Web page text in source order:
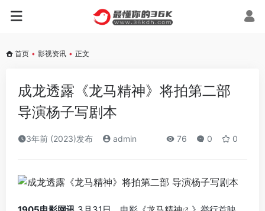
首页 • 影视资讯 • 正文
成龙透露《龙马精神》将拍第二部
导演杨子写剧本
3年前 (2023)发布 admin 76 0 0